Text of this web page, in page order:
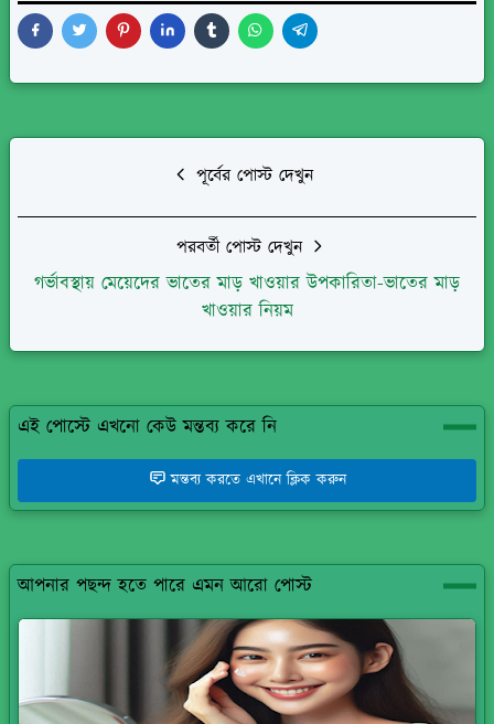
পূর্বের পোস্ট দেখুন
পরবর্তী পোস্ট দেখুন
গর্ভাবস্থায় মেয়েদের ভাতের মাড় খাওয়ার উপকারিতা-ভাতের মাড়
খাওয়ার নিয়ম
এই পোস্টে এখনো কেউ মন্তব্য করে নি
মন্তব্য করতে এখানে ক্লিক করুন
আপনার পছন্দ হতে পারে এমন আরো পোস্ট